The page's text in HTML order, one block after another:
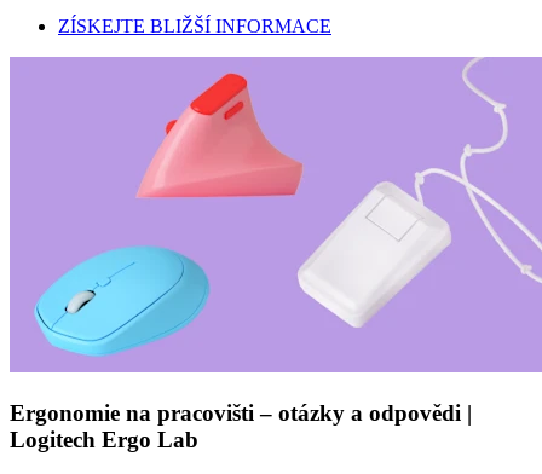
ZÍSKEJTE BLIŽŠÍ INFORMACE
Ergonomie na pracovišti – otázky a odpovědi |
Logitech Ergo Lab